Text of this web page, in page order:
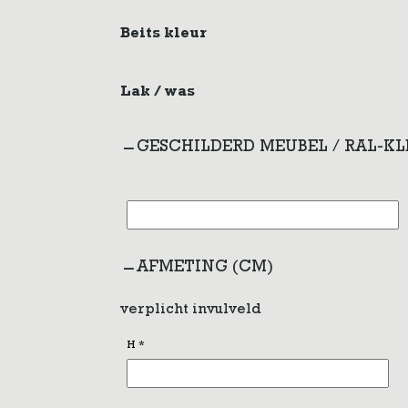
Beits kleur
Lak / was
GESCHILDERD MEUBEL / RAL-
AFMETING (CM)
verplicht invulveld
H*